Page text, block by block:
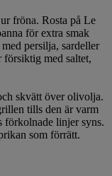
fröna. Rosta på Le
för extra smak
persilja, sardeller
med saltet,
skvätt över olivolja.
tills den är varm
förkolnade linjer syns.
som förrätt.